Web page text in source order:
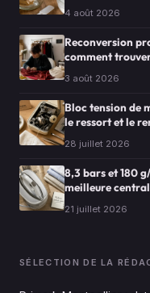
4 août 2026
Reconversion
comment
3 août 2026
Bloc tension de
le ressort et le
28 juillet 2026
8,3 bars et 180
meilleure
21 juillet 2026
SÉLECTION DE LA